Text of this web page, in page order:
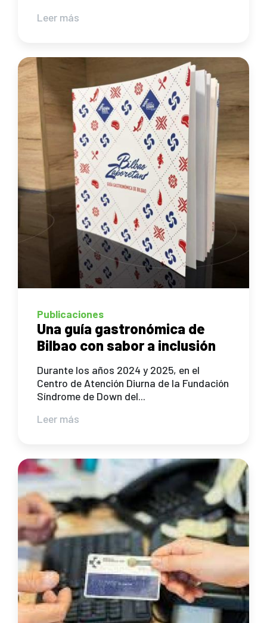
Leer más
Publicaciones
Una guía gastronómica de
Bilbao con sabor a inclusión
Durante los años 2024 y 2025, en el
Centro de Atención Diurna de la Fundación
Síndrome de Down del...
Leer más